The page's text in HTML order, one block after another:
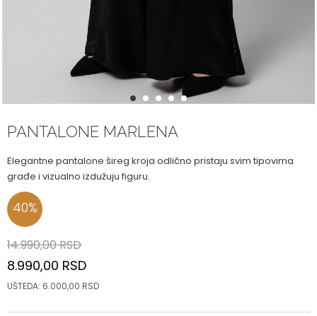
1 2 3 4 5
PANTALONE MARLENA
Elegantne pantalone šireg kroja odlično pristaju svim tipovima
građe i vizualno izdužuju figuru.
40%
14.990,00RSD
8.990,00 RSD
UŠTEDA: 6.000,00 RSD